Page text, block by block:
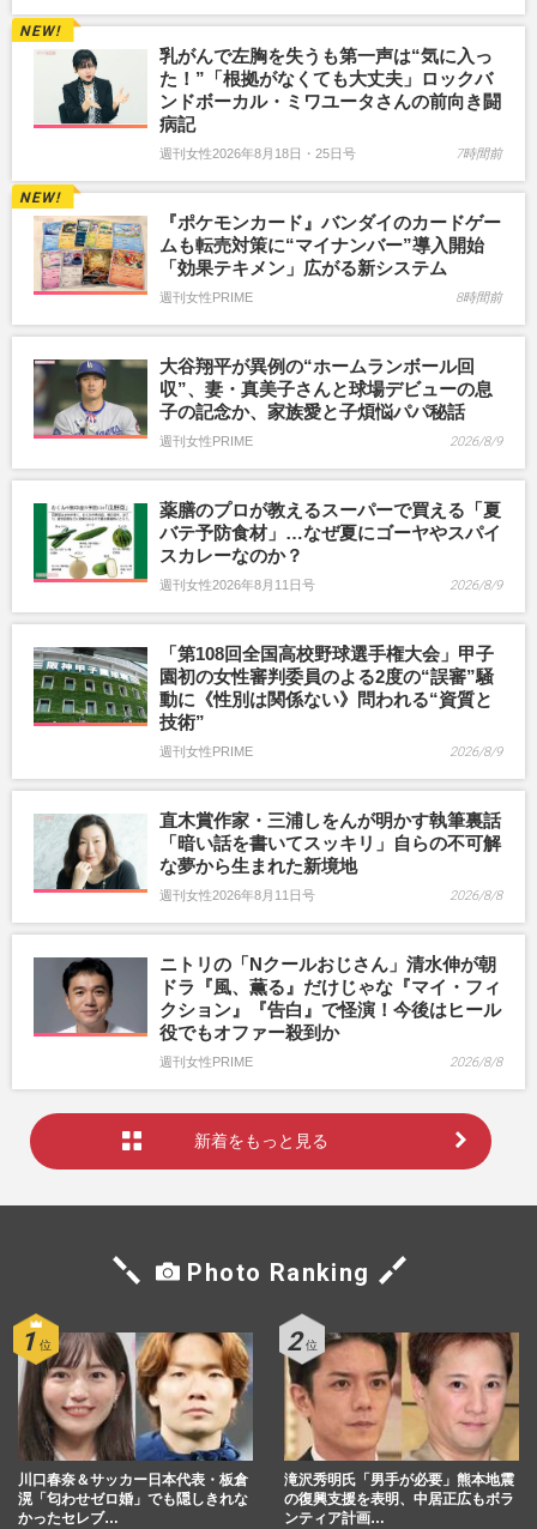
乳がんで左胸を失うも第一声は“気に入っ
た！”「根拠がなくても大丈夫」ロックバ
ンドボーカル・ミワユータさんの前向き闘
病記
週刊女性2026年8月18日・25日号 7時間前
『ポケモンカード』バンダイのカードゲー
ムも転売対策に“マイナンバー”導入開始
「効果テキメン」広がる新システム
週刊女性PRIME 8時間前
大谷翔平が異例の“ホームランボール回
収”、妻・真美子さんと球場デビューの息
子の記念か、家族愛と子煩悩パパ秘話
週刊女性PRIME 2026/8/9
薬膳のプロが教えるスーパーで買える「夏
バテ予防食材」…なぜ夏にゴーヤやスパイ
スカレーなのか？
週刊女性2026年8月11日号 2026/8/9
「第108回全国高校野球選手権大会」甲子
園初の女性審判委員のよる2度の“誤審”騒
動に《性別は関係ない》問われる“資質と
技術”
週刊女性PRIME 2026/8/9
直木賞作家・三浦しをんが明かす執筆裏話
「暗い話を書いてスッキリ」自らの不可解
な夢から生まれた新境地
週刊女性2026年8月11日号 2026/8/8
ニトリの「Nクールおじさん」清水伸が朝
ドラ『風、薫る』だけじゃな『マイ・フィ
クション』『告白』で怪演！今後はヒール
役でもオファー殺到か
週刊女性PRIME 2026/8/8
新着をもっと見る
Photo Ranking
川口春奈＆サッカー日本代表・板倉
滉「匂わせゼロ婚」でも隠しきれな
かったセレブ…
滝沢秀明氏「男手が必要」熊本地震
の復興支援を表明、中居正広もボラ
ンティア計画…